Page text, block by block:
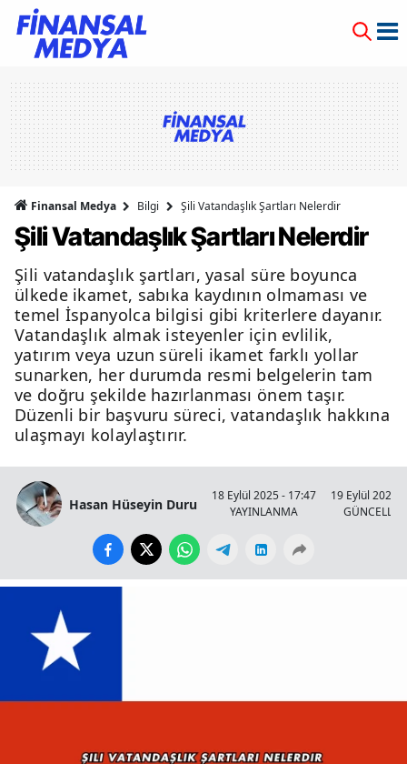
Finansal Medya Bilgi Şili Vatandaşlık Şartları Nelerdir
Şili Vatandaşlık Şartları Nelerdir
Şili vatandaşlık şartları, yasal süre boyunca
ülkede ikamet, sabıka kaydının olmaması ve
temel İspanyolca bilgisi gibi kriterlere dayanır.
Vatandaşlık almak isteyenler için evlilik,
yatırım veya uzun süreli ikamet farklı yollar
sunarken, her durumda resmi belgelerin tam
ve doğru şekilde hazırlanması önem taşır.
Düzenli bir başvuru süreci, vatandaşlık hakkına
ulaşmayı kolaylaştırır.
Hasan Hüseyin Duru
18 Eylül 2025 - 17:47
YAYINLANMA
19 Eylül 2025